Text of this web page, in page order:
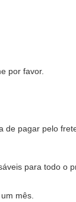
por favor.
de pagar pelo
para todo o
mês.